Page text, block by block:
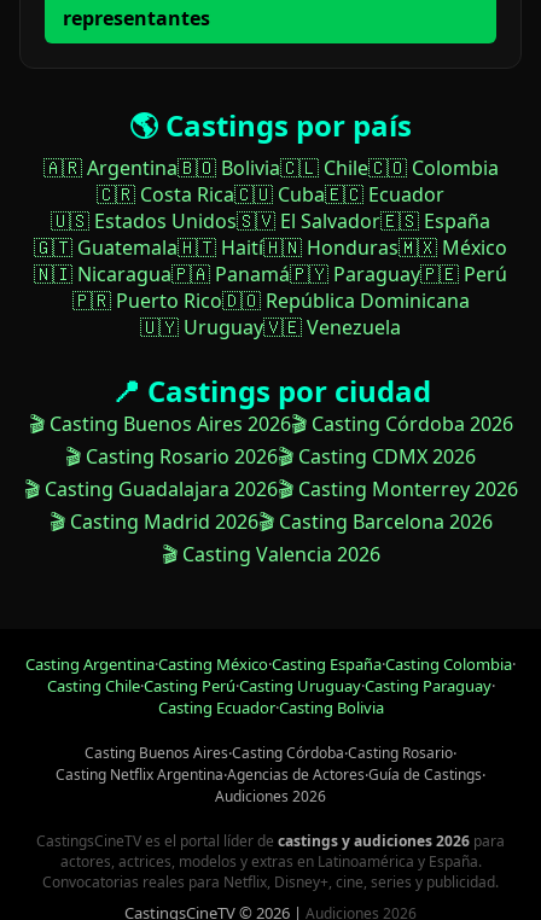
representantes
🌎 Castings por país
🇦🇷 Argentina🇧🇴 Bolivia🇨🇱 Chile🇨🇴 Colombia
🇨🇷 Costa Rica🇨🇺 Cuba🇪🇨 Ecuador
🇺🇸 Estados Unidos🇸🇻 El Salvador🇪🇸 España
🇬🇹 Guatemala🇭🇹 Haití🇭🇳 Honduras🇲🇽 México
🇳🇮 Nicaragua🇵🇦 Panamá🇵🇾 Paraguay🇵🇪 Perú
🇵🇷 Puerto Rico🇩🇴 República Dominicana
🇺🇾 Uruguay🇻🇪 Venezuela
📍 Castings por ciudad
🎬 Casting Buenos Aires 2026🎬 Casting Córdoba 2026
🎬 Casting Rosario 2026🎬 Casting CDMX 2026
🎬 Casting Guadalajara 2026🎬 Casting Monterrey 2026
🎬 Casting Madrid 2026🎬 Casting Barcelona 2026
🎬 Casting Valencia 2026
Casting Argentina·Casting México·Casting España·Casting Colombia·
Casting Chile·Casting Perú·Casting Uruguay·Casting Paraguay·
Casting Ecuador·Casting Bolivia
Casting Buenos Aires·Casting Córdoba·Casting Rosario·
Casting Netflix Argentina·Agencias de Actores·Guía de Castings·
Audiciones 2026
CastingsCineTV es el portal líder de castings y audiciones 2026 para
actores, actrices, modelos y extras en Latinoamérica y España.
Convocatorias reales para Netflix, Disney+, cine, series y publicidad.
CastingsCineTV © 2026 | Audiciones 2026